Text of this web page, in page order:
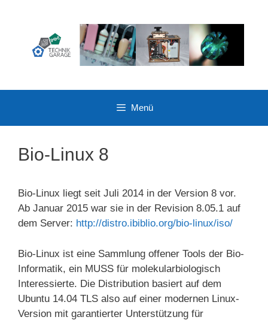
Menü
Bio-Linux 8
Bio-Linux liegt seit Juli 2014 in der Version 8 vor.
Ab Januar 2015 war sie in der Revision 8.05.1 auf
dem Server: http://distro.ibiblio.org/bio-linux/iso/
Bio-Linux ist eine Sammlung offener Tools der Bio-
Informatik, ein MUSS für molekularbiologisch
Interessierte. Die Distribution basiert auf dem
Ubuntu 14.04 TLS also auf einer modernen Linux-
Version mit garantierter Unterstützung für